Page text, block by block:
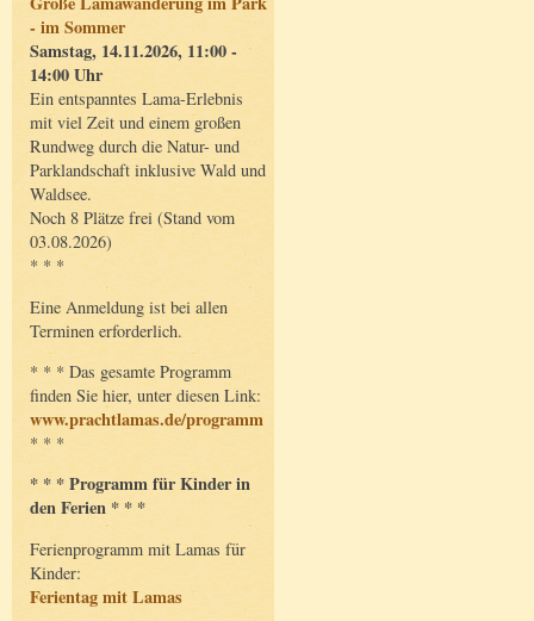
- im Sommer
Samstag, 14.11.2026, 11:00 -
14:00 Uhr
Ein entspanntes Lama-Erlebnis
mit viel Zeit und einem großen
Rundweg durch die Natur- und
Parklandschaft inklusive Wald und
Waldsee.
Noch 8 Plätze frei (Stand vom
03.08.2026)
* * *
Eine Anmeldung ist bei allen
Terminen erforderlich.
* * * Das gesamte Programm
finden Sie hier, unter diesen Link:
www.prachtlamas.de/programm
* * *
* * * Programm für Kinder in
den Ferien * * *
Ferienprogramm mit Lamas für
Kinder:
Ferientag mit Lamas